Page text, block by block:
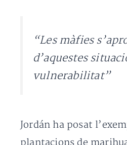
“Les màfies
d’aquestes
vulnerabilitat”
Jordán ha posat